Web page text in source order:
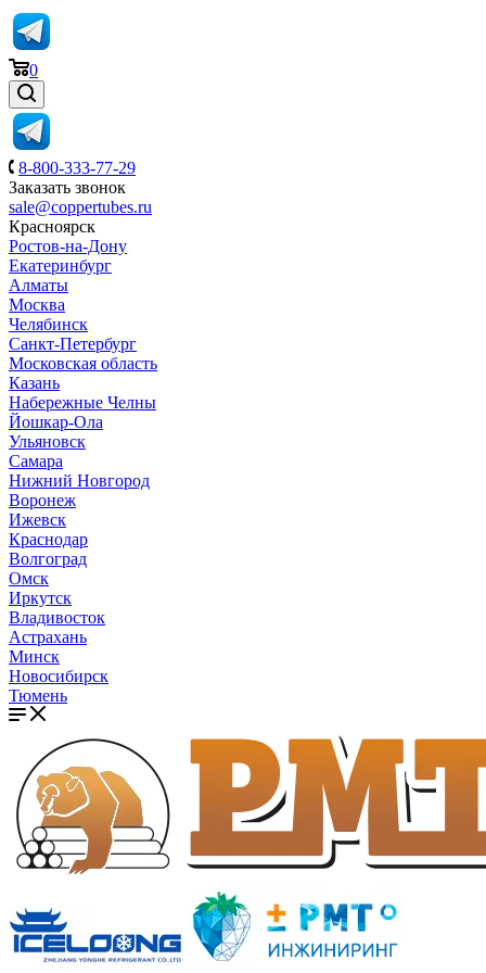
0
8-800-333-77-29
Заказать звонок
sale@coppertubes.ru
Красноярск
Ростов-на-Дону
Екатеринбург
Алматы
Москва
Челябинск
Санкт-Петербург
Московская область
Казань
Набережные Челны
Йошкар-Ола
Ульяновск
Самара
Нижний Новгород
Воронеж
Ижевск
Краснодар
Волгоград
Омск
Иркутск
Владивосток
Астрахань
Минск
Новосибирск
Тюмень